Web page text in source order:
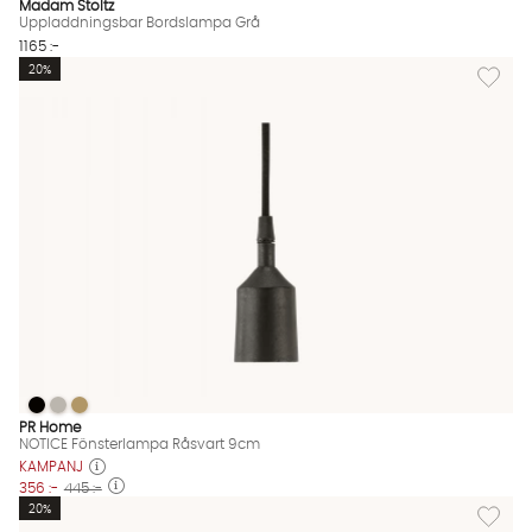
Madam Stoltz
Uppladdningsbar Bordslampa Grå
1165 :-
Lägg
20%
NOTICE Fönsterlampa Råsvart 9cm Finns även i dessa färger:
NOTICE Fönsterlampa Råsvart 9cm
NOTICE Fönsterlampa Råsvart 9cm
NOTICE Fönsterlampa Råsvart 9cm
PR Home
NOTICE Fönsterlampa Råsvart 9cm
KAMPANJ
356 :- 445 :-
Lägg
20%